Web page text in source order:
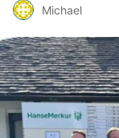
Michael